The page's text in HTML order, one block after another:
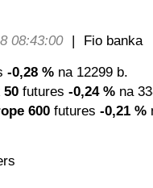
08:43:00 |
Fio banka
-0,28 % na 12299 b.
50 futures -0,24 % na
600 futures -0,21 %